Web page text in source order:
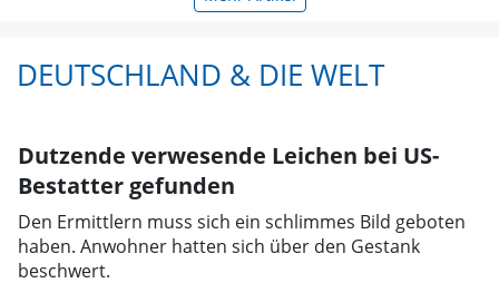
DEUTSCHLAND & DIE WELT
Dutzende verwesende Leichen bei US-
Bestatter gefunden
Den Ermittlern muss sich ein schlimmes Bild geboten
haben. Anwohner hatten sich über den Gestank
beschwert.